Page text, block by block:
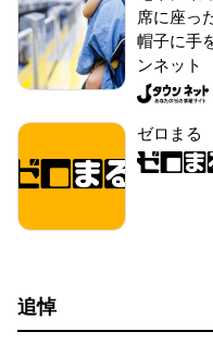
席に座っ
帽子に手
ンネット
ゼロまる
追悼